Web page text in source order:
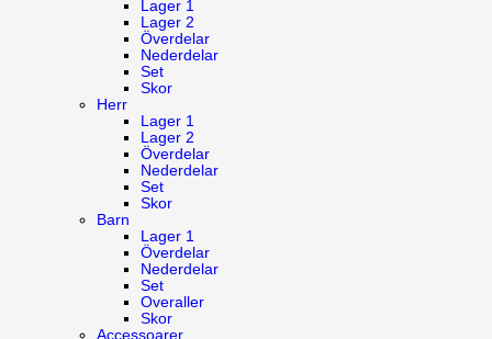
Lager 1
Lager 2
Överdelar
Nederdelar
Set
Skor
Herr
Lager 1
Lager 2
Överdelar
Nederdelar
Set
Skor
Barn
Lager 1
Överdelar
Nederdelar
Set
Overaller
Skor
Accessoarer